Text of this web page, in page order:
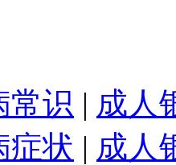
常识 | 成人
症状 | 成人